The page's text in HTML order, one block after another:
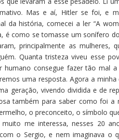
Mas e aí, Hitler se foi, e
da história, comecei a ler “A
é como se tomasse um sonífero
principalmente as
Quanta tristeza viveu esse
humano consegue fazer tão mal
uma resposta. Agora a
geração, vivendo dividida e de
também para saber como foi
o preconceito, o símbolo
muito me interessa, nesses 20
o Sergio, e nem imaginava o